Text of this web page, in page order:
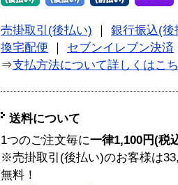
売掛取引(後払い)
銀行振込(後
換宅配便
セブンイレブン決済
⇒支払方法について詳しくはこ
送料について
1つのご注文毎に一律1,100円(税
※売掛取引(後払い)のお客様は
無料！